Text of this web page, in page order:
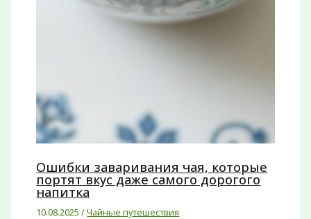
Ошибки заваривания чая, которые
портят вкус даже самого дорогого
напитка
10.08.2025/Чайные путешествия